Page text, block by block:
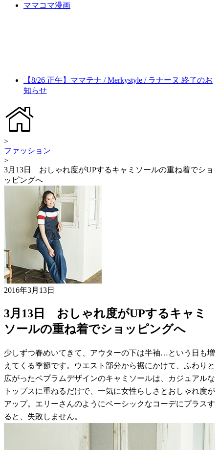
ママコマ漫画
【8/26 正午】ママテナ / Merkystyle / ラナーヌ 終了のお
知らせ
>
ファッション
>
3月13日 おしゃれ度がUPするキャミソールの重ね着でショ
ッピングへ
2016年3月13日
3月13日 おしゃれ度がUPするキャミ
ソールの重ね着でショッピングへ
少しずつ春めいてきて、アウターの下は半袖…という日も増
えてくる季節です。ウエスト部分から裾にかけて、ふわりと
広がったペプラムデザインのキャミソールは、カジュアルな
トップスに重ねるだけで、一気に女性らしさとおしゃれ度が
アップ。エリーさんのようにベーシックなコーデにプラスす
ると、失敗しません。